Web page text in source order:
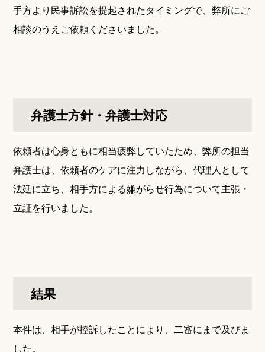
手方より民事訴訟を提起されたタイミングで、弊所にご
相談のうえご依頼くださいました。
弁護士方針・弁護士対応
依頼者は心身ともに相当疲弊していたため、弊所の担当
弁護士は、依頼者のケアに注力しながら、代理人として
法廷に立ち、相手方による嫌がらせ行為について主張・
立証を行いました。
結果
本件は、相手が控訴したことにより、二審にまで及びま
した。